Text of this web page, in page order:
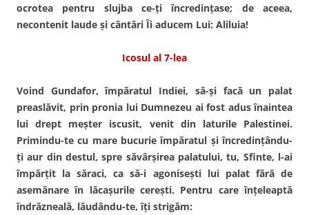
ocrotea pentru slujba ce-ţi încredinţase; de aceea,
necontenit laude şi cântări Îi aducem Lui: Aliluia!
Icosul al 7-lea
Voind Gundafor, împăratul Indiei, să-şi facă un palat
preaslăvit, prin pronia lui Dumnezeu ai fost adus înaintea
lui drept meşter iscusit, venit din laturile Palestinei.
Primindu-te cu mare bucurie împăratul şi încredinţându-
ţi aur din destul, spre săvârşirea palatului, tu, Sfinte, l-ai
împărţit la săraci, ca să-i agoniseşti lui palat fără de
asemănare în lăcaşurile cereşti. Pentru care înţeleaptă
îndrăzneală, lăudându-te, îţi strigăm: